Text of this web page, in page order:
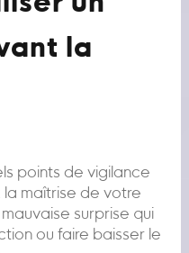
la
points de vigilance
maîtrise de votre
surprise qui
ou faire baisser le